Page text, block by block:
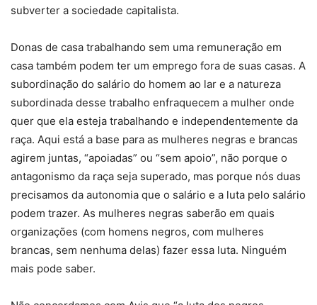
subverter a sociedade capitalista.
Donas de casa trabalhando sem uma remuneração em
casa também podem ter um emprego fora de suas casas. A
subordinação do salário do homem ao lar e a natureza
subordinada desse trabalho enfraquecem a mulher onde
quer que ela esteja trabalhando e independentemente da
raça. Aqui está a base para as mulheres negras e brancas
agirem juntas, “apoiadas” ou “sem apoio”, não porque o
antagonismo da raça seja superado, mas porque nós duas
precisamos da autonomia que o salário e a luta pelo salário
podem trazer. As mulheres negras saberão em quais
organizações (com homens negros, com mulheres
brancas, sem nenhuma delas) fazer essa luta. Ninguém
mais pode saber.